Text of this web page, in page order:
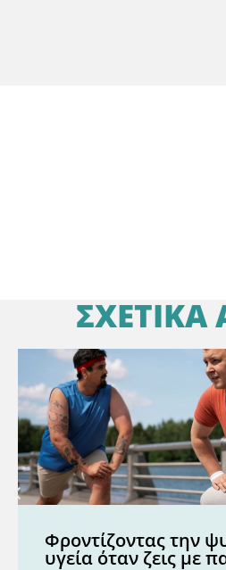
ΣΧΕΤΙΚΑ
Φροντίζοντας την
υγεία όταν ζεις με